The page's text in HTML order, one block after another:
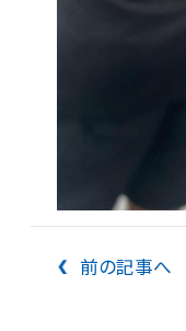
前の記事へ